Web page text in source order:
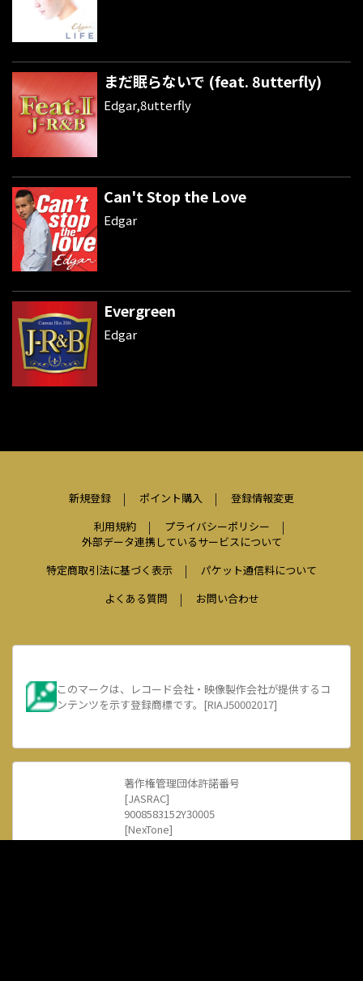
まだ眠らないで (feat. 8utterfly)
Edgar,8utterfly
Can't Stop the Love
Edgar
Evergreen
Edgar
新規登録 ポイント購入
登録情報変更
利用規約
プライバシーポリシー
外部データ連携しているサービスについて
特定商取引法に基づく表示
パケット通信料について
よくある質問
お問い合わせ
このマークは、レコード会社・映像製作会社が提供するコ
ンテンツを示す登録商標です。[RIAJ50002017]
著作権管理団体許諾番号
[JASRAC]
9008583152Y30005
[NexTone]
ID000002385